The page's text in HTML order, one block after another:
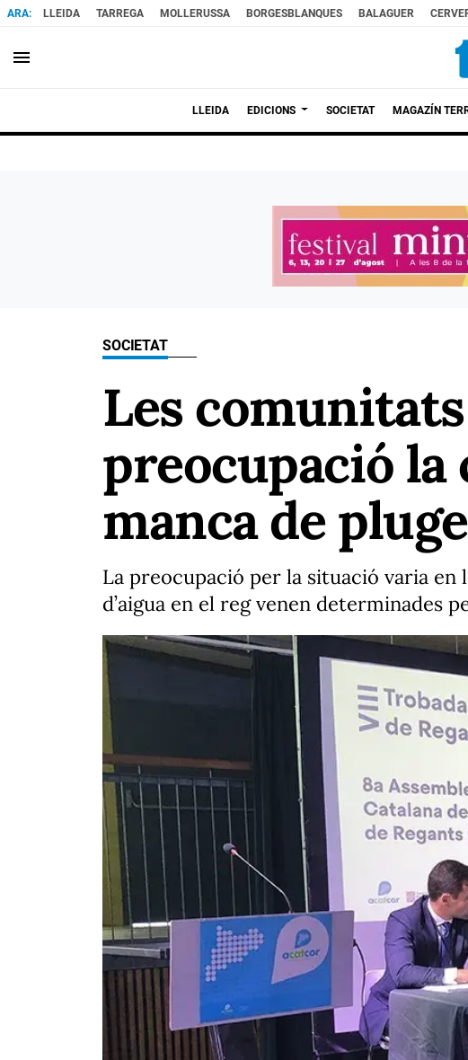
LLEIDA TARREGA MOLLERUSSA BORGESBLANQUES BALAGUER
menu
LLEIDA EDICIONS SOCIETAT MAGAZÍN
SOCIETAT
Les
preocupació la
manca de
La preocupació per la situació varia en
d’aigua en el reg venen determinades